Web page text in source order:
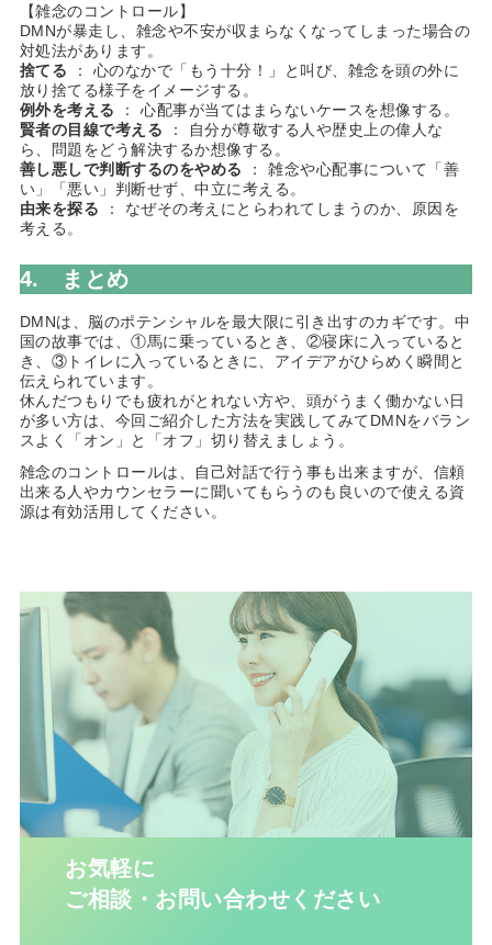
【雑念のコントロール】
DMNが暴走し、雑念や不安が収まらなくなってしまった場合の
対処法があります。
捨てる
： 心のなかで「もう十分！」と叫び、雑念を頭の外に
放り捨てる様子をイメージする。
例外を考える
： 心配事が当てはまらないケースを想像する。
賢者の目線で考える ： 自分が尊敬する人や歴史上の偉人な
ら、問題をどう解決するか想像する。
善し悪しで判断するのをやめる
： 雑念や心配事について「善
い」「悪い」判断せず、中立に考える。
由来を探る
： なぜその考えにとらわれてしまうのか、原因を
考える。
4. まとめ
DMNは、脳のポテンシャルを最大限に引き出すのカギです。中
国の故事では、①馬に乗っているとき、②寝床に入っていると
き、③トイレに入っているときに、アイデアがひらめく瞬間と
伝えられています。
休んだつもりでも疲れがとれない方や、頭がうまく働かない日
が多い方は、今回ご紹介した方法を実践してみてDMNをバラン
スよく「オン」と「オフ」切り替えましょう。
雑念のコントロールは、自己対話で行う事も出来ますが、信頼
出来る人やカウンセラーに聞いてもらうのも良いので使える資
源は有効活用してください。
お気軽に
ご相談・お問い合わせください